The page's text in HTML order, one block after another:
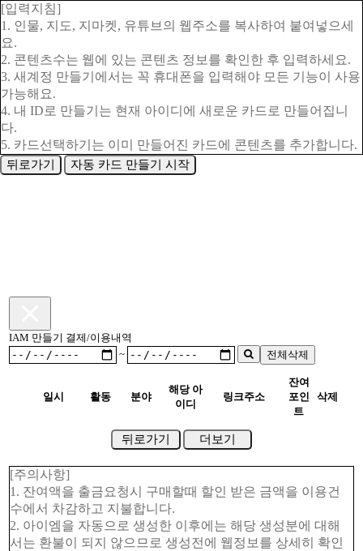
[입력지침]
1. 인물, 지도, 지마켓, 유튜브의 웹주소를 복사하여 붙여넣으세
요.
2. 콘텐츠수는 웹에 있는 콘텐츠 정보를 확인한 후 입력하세요.
3. 새계정 만들기에서는 꼭 휴대폰을 입력해야 모든 기능이 사용
가능해요.
4. 내 ID로 만들기는 현재 아이디에 새로운 카드로 만들어집니
다.
5. 카드선택하기는 이미 만들어진 카드에 콘텐츠를 추가합니다.
뒤로가기 자동 카드 만들기 시작
IAM 만들기 결제/이용내역
~
전체삭제
일시 활동 분야
해당 아
이디
링크주소
잔여
포인
트
삭제
뒤로가기 더보기
[주의사항]
1. 잔여액을 출금요청시 구매할때 할인 받은 금액을 이용건
수에서 차감하고 지불합니다.
2. 아이엠을 자동으로 생성한 이후에는 해당 생성분에 대해
서는 환불이 되지 않으므로 생성전에 웹정보를 상세히 확인